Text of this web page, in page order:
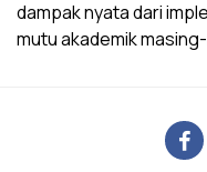
dampak nyata dari
mutu akademik